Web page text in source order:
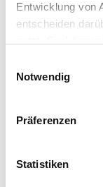
Entwicklung von
entscheiden
Trigger Symbol
können
Notwendig
Präferenzen
Statistiken
£31,625